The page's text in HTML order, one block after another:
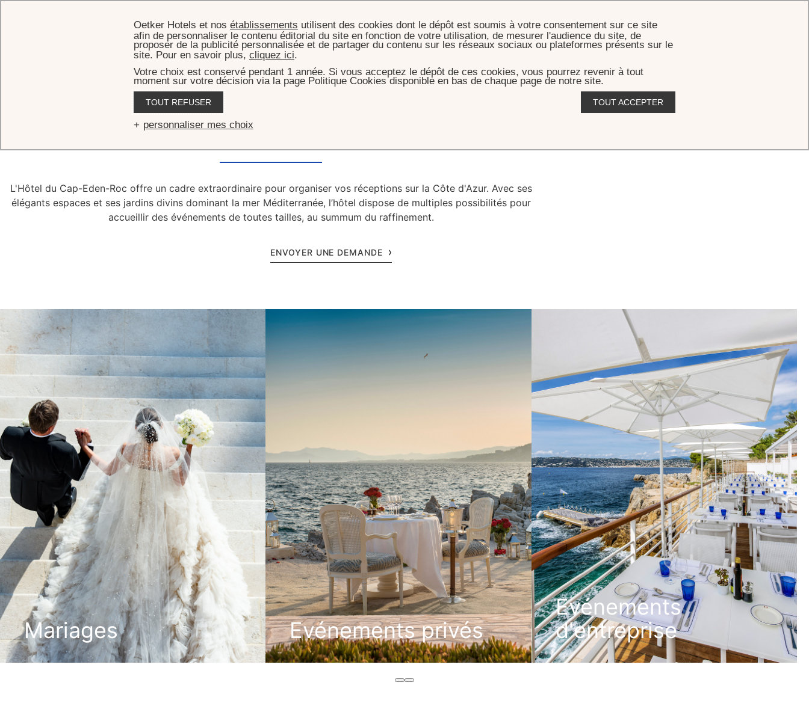
événementsà l’Hôtel du Cap-Eden-Roc
L'Hôtel du Cap-Eden-Roc offre un cadre extraordinaire pour organiser vos réceptions sur la Côte d'Azur. Avec ses
élégants espaces et ses jardins divins dominant la mer Méditerranée, l’hôtel dispose de multiples possibilités pour
accueillir des événements de toutes tailles, au summum du raffinement.
ENVOYER UNE DEMANDE
Mariages
DÉCOUVRIR
Evénements privés
DÉCOUVRIR
Evénements
d'entreprise
DÉCOUVRIR
Oetker Hotels et nos établissements utilisent des cookies dont le dépôt est soumis à votre consentement sur ce site
afin de personnaliser le contenu éditorial du site en fonction de votre utilisation, de mesurer l'audience du site, de
proposer de la publicité personnalisée et de partager du contenu sur les réseaux sociaux ou plateformes présents sur le
site. Pour en savoir plus, cliquez ici.
Votre choix est conservé pendant 1 année. Si vous acceptez le dépôt de ces cookies, vous pourrez revenir à tout
moment sur votre décision via la page Politique Cookies disponible en bas de chaque page de notre site.
TOUT REFUSER TOUT ACCEPTER
personnaliser mes choix